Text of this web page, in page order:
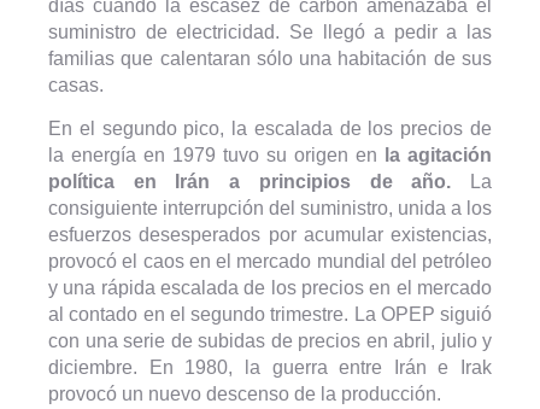
días cuando la escasez de carbón amenazaba el
suministro de electricidad. Se llegó a pedir a las
familias que calentaran sólo una habitación de sus
casas.
En el segundo pico, la escalada de los precios de
la energía en 1979 tuvo su origen en
la agitación
política en Irán a principios de año. La
consiguiente interrupción del suministro, unida a los
esfuerzos desesperados por acumular existencias,
provocó el caos en el mercado mundial del petróleo
y una rápida escalada de los precios en el mercado
al contado en el segundo trimestre. La OPEP siguió
con una serie de subidas de precios en abril, julio y
diciembre. En 1980, la guerra entre Irán e Irak
provocó un nuevo descenso de la producción.